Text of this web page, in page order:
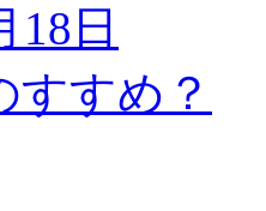
18日
すすめ？